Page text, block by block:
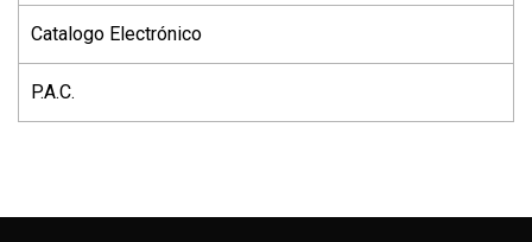
Catalogo Electrónico
P.A.C.